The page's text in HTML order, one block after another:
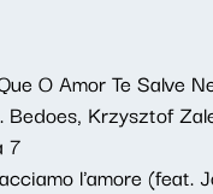
O Amor Te Salve
Krzysztof
7
l'amore (feat.